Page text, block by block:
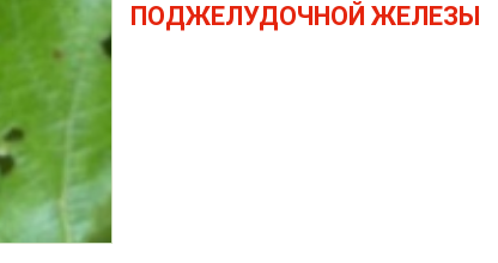
ПОДЖЕЛУДОЧНОЙ ЖЕЛЕЗЫ